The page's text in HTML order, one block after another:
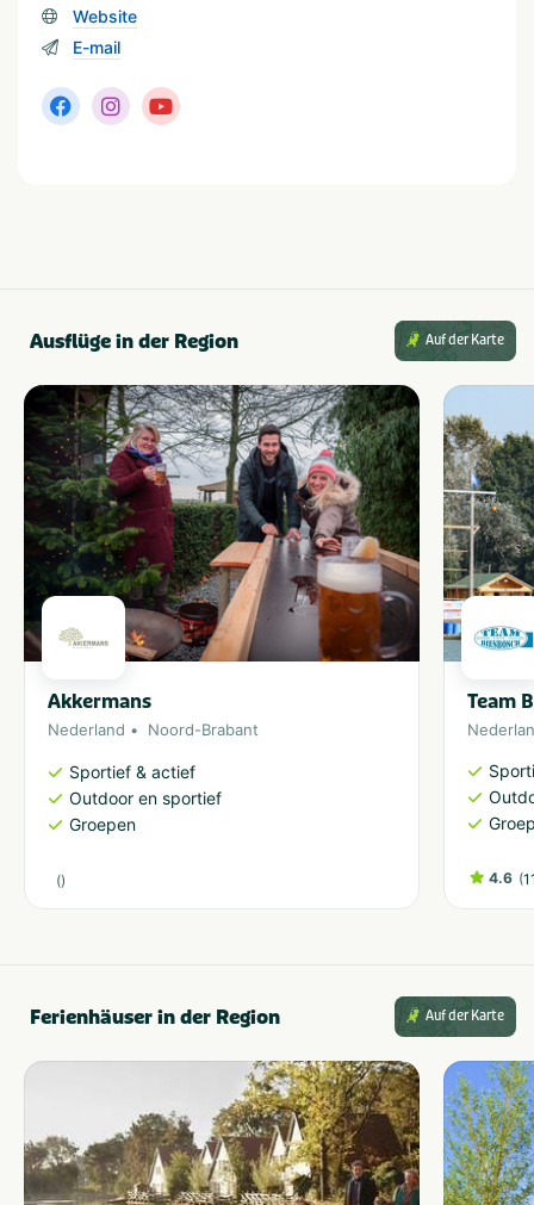
Sanitäranlagen
Wasmachine op camping
Wasdroger op camping
Website
E-mail
Ausflüge in der Region Auf der Karte
Akkermans
Nederland Noord-Brabant
Sportief & actief
Outdoor en sportief
Groepen
()
Team
4.6 (
Ferienhäuser in der Region Auf der Karte